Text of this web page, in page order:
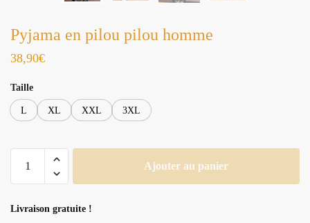
Pyjama en pilou pilou homme
38,90€
Taille
L XL XXL 3XL
en
Ajouter au panier
Livraison gratuite !